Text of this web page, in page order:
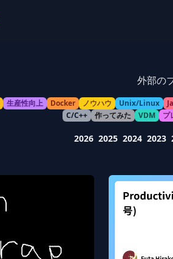
外部の
生産性向上 Docker ノウハウ Unix/Linux
C/C++
作ってみた VDM プ
2026 2025 2024 2023